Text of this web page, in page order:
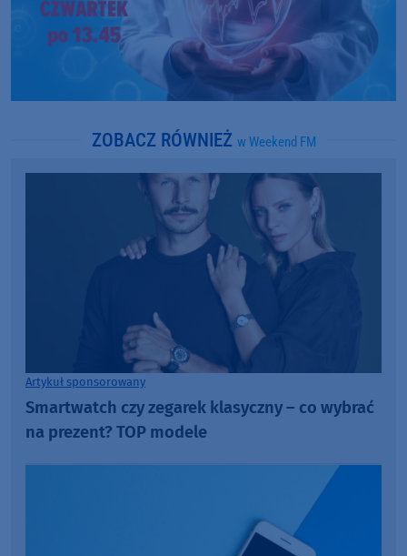
ZOBACZ RÓWNIEŻ w Weekend FM
Artykuł sponsorowany
Smartwatch czy zegarek klasyczny – co wybrać
na prezent? TOP modele